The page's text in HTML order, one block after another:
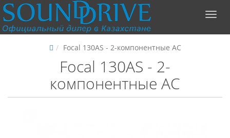
Focal 130AS - 2-компонентные АС
Focal 130AS - 2-
компонентные АС